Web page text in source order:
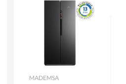
Hornos y Microondas
MADEMSA